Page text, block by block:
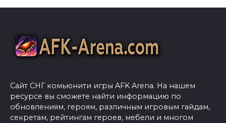
Сайт СНГ комьюнити игры AFK Arena. На нашем
ресурсе вы сможете найти информацию по
обновлениям, героям, различным игровым гайдам,
секретам, рейтингам героев, мебели и многом